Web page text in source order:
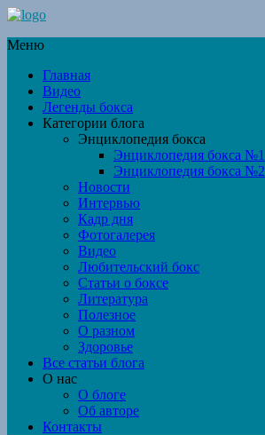
Меню
Главная
Видео
Легенды бокса
Категории блога
Энциклопедия бокса
Энциклопедия бокса №1
Энциклопедия бокса №2
Новости
Интервью
Кадр дня
Фотогалерея
Видео
Любительский бокс
Статьи о боксе
Литература
Полезное
О разном
Здоровье
Все статьи блога
О нас
О блоге
Об авторе
Контакты